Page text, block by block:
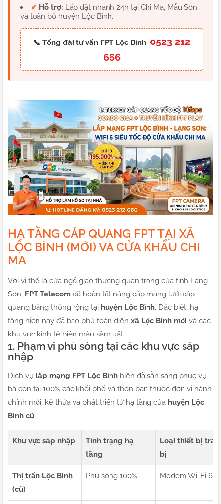
✔ Hỗ trợ: Lắp đặt nhanh 24h tại Chi Ma, Mẫu Sơn
và toàn bộ huyện Lộc Bình.
📞 Tổng đài tư vấn FPT Lộc Bình: 0523 212
666
HẠ TẦNG CÁP QUANG FPT TẠI XÃ
LỘC BÌNH (MỚI) VÀ CỬA KHẨU CHI
MA
Với vị thế là cửa ngõ giao thương quan trọng của tỉnh Lạng
Sơn, FPT Telecom đã hoàn tất nâng cấp mạng lưới cáp
quang băng thông rộng tại huyện Lộc Bình. Đặc biệt, hạ
tầng hiện nay đã bao phủ toàn diện xã Lộc Bình mới và các
khu vực kinh tế biên mậu sầm uất.
1. Phạm vi phủ sóng tại các khu vực sáp
nhập
Dịch vụ lắp mạng FPT Lộc Bình hiện đã sẵn sàng phục vụ
bà con tại 100% các khối phố và thôn bản thuộc đơn vị hành
chính mới, kế thừa và phát triển từ hạ tầng của huyện Lộc
Bình cũ:
Khu vực sáp nhập
Tình trạng hạ
tầng
Loại thiết bị
bị
Thị trấn Lộc Bình
(cũ)
Phủ sóng 100% Modem Wi-Fi 6